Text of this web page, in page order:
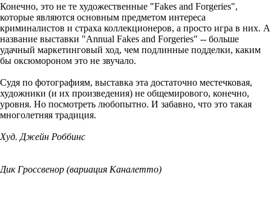
Конечно, это не те художественные "Fakes and Forgeries",
которые являются основным предметом интереса
криминалистов и страха коллекционеров, а просто игра в них. А
название выставки "Annual Fakes and Forgeries" -- больше
удачный маркетинговый ход, чем подлинные подделки, каким
бы оксюмороном это не звучало.
Судя по фотографиям, выставка эта достаточно местечковая,
художники (и их произведения) не общемирового, конечно,
уровня. Но посмотреть любопытно. И забавно, что это такая
многолетняя традиция.
Худ. Джейн Роббинс
Дик Гроссвенор (вариация Каналетто)